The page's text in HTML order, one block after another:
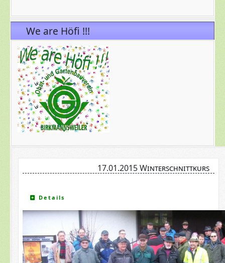
We are Höfi !!!
17.01.2015 Winterschnittkurs
Details